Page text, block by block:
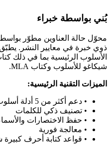
بُني بواسطة خبراء
محوّل حالة العناوين مطوّر
ذوي خبرة في معايير النشر.
شيكاغو للأسلوب وكتاب MLA.
الميزات التقنية الرئيسية:
• دعم أكثر من 5 أدلة أسلوب رئيسية
• تصنيف ذكي للكلمات
• حفظ الاختصارات
• معالجة فورية
• قواعد كتابة أحرف كبيرة